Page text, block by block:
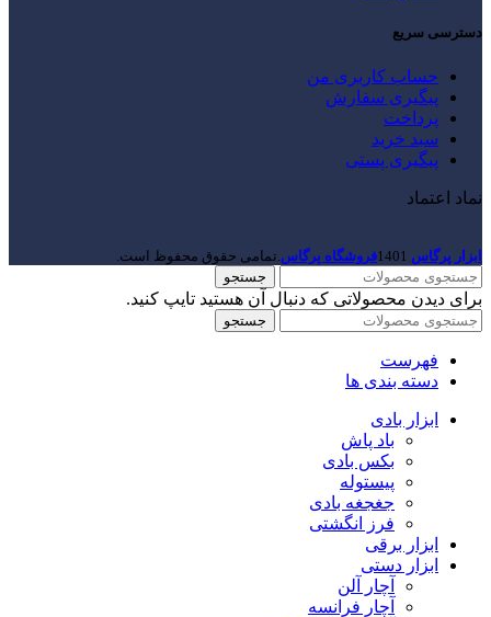
دسترسی سریع
حساب کاربری من
پیگیری سفارش
پرداخت
سبد خرید
پیگیری پستی
نماد اعتماد
ابزار پرگاس 1401فروشگاه پرگاس.تمامی حقوق محفوظ است.
جستجو
برای دیدن محصولاتی که دنبال آن هستید تایپ کنید.
جستجو
فهرست
دسته بندی ها
ابزار بادی
باد پاش
بکس بادی
پیستوله
جغجغه بادی
فرز انگشتی
ابزار برقی
ابزار دستی
آچار آلن
آچار فرانسه